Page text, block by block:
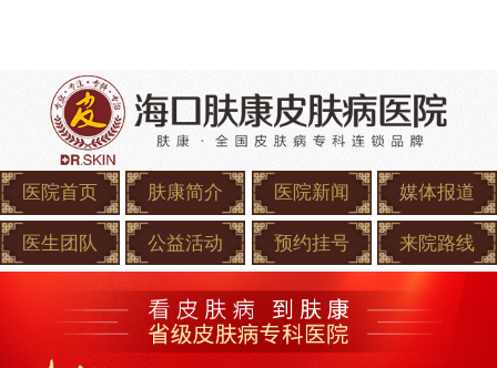
医院首页 肤康简介 医院新闻 媒体报道
医生团队 公益活动 预约挂号 来院路线